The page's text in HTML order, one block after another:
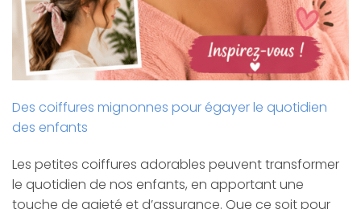
Des coiffures mignonnes pour égayer le quotidien
des enfants
Les petites coiffures adorables peuvent transformer
le quotidien de nos enfants, en apportant une
touche de gaieté et d’assurance. Que ce soit pour